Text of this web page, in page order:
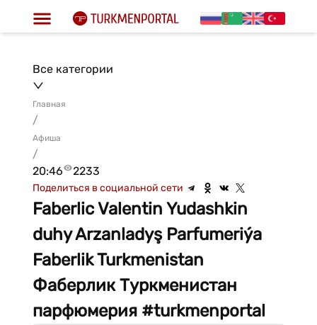
Все категории
Главная
/
Афиша
/
20:46
2233
Поделиться в социальной сети
Faberlic Valentin Yudashkin
duhy Arzanladyş Parfumeriýa
Faberlik Turkmenistan
Фаберлик Туркменистан
парфюмерия #turkmenportal